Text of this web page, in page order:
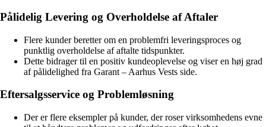
Pålidelig Levering og Overholdelse af Aftaler
Flere kunder beretter om en problemfri leveringsproces og
punktlig overholdelse af aftalte tidspunkter.
Dette bidrager til en positiv kundeoplevelse og viser en høj grad
af pålidelighed fra Garant – Aarhus Vests side.
Eftersalgsservice og Problemløsning
Der er flere eksempler på kunder, der roser virksomhedens evne